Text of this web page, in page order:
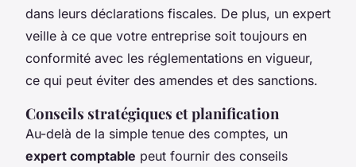
dans leurs déclarations fiscales. De plus, un expert
veille à ce que votre entreprise soit toujours en
conformité avec les réglementations en vigueur,
ce qui peut éviter des amendes et des sanctions.
Conseils stratégiques et planification
Au-delà de la simple tenue des comptes, un
expert comptable peut fournir des conseils